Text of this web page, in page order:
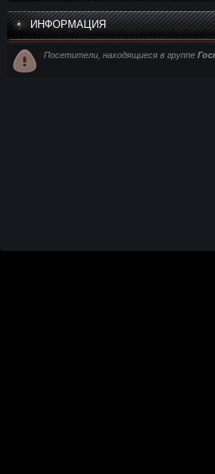
ИНФОРМАЦИЯ
Посетители, находящиеся в группе